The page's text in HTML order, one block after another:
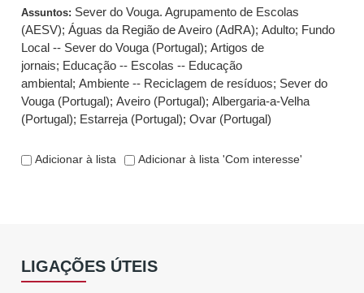
Assuntos: Sever do Vouga. Agrupamento de Escolas
(AESV);Águas da Região de Aveiro (AdRA);Adulto; Fundo
Local -- Sever do Vouga (Portugal);Artigos de
jornais; Educação -- Escolas -- Educação
ambiental;Ambiente -- Reciclagem de resíduos; Sever do
Vouga (Portugal);Aveiro (Portugal);Albergaria-a-Velha
(Portugal); Estarreja (Portugal);Ovar (Portugal)
Adicionar à lista Adicionar à lista 'Com interesse'
LIGAÇÕES ÚTEIS